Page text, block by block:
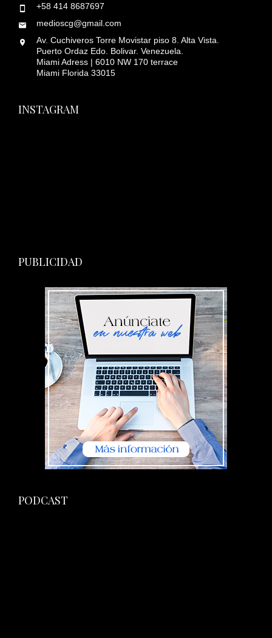
+58 414 8687697
medioscg@gmail.com
Av. Cuchiveros Torre Movistar piso 8. Alta Vista.
Puerto Ordaz Edo. Bolivar. Venezuela.
Miami Adress | 6010 NW 170 terrace
Miami Florida 33015
INSTAGRAM
PUBLICIDAD
PODCAST